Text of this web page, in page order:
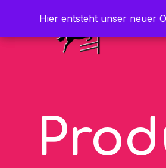
Hier entsteht unser neuer
Hier entsteht unser neuer